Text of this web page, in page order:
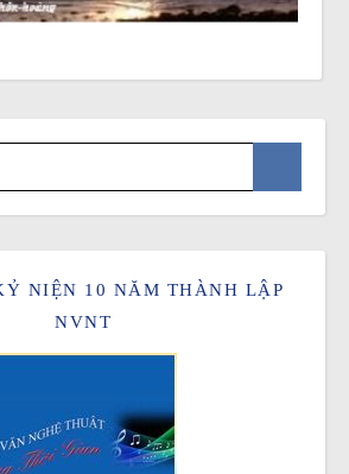
NIỆN 10 NĂM THÀNH LẬP
NVNT